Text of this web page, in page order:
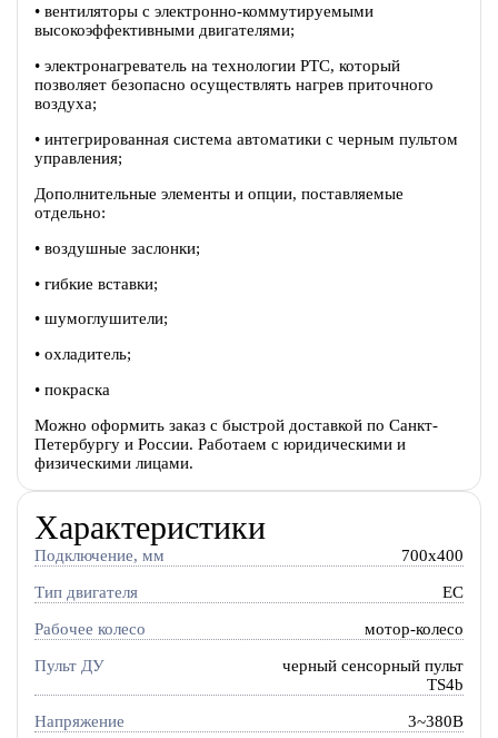
• вентиляторы c электронно-коммутируемыми
высокоэффективными двигателями;
• электронагреватель на технологии PTC, который
позволяет безопасно осуществлять нагрев приточного
воздуха;
• интегрированная система автоматики с черным пультом
управления;
Дополнительные элементы и опции, поставляемые
отдельно:
• воздушные заслонки;
• гибкие вставки;
• шумоглушители;
• охладитель;
• покраска
Можно оформить заказ с быстрой доставкой по Санкт-
Петербургу и России. Работаем с юридическими и
физическими лицами.
Характеристики
Подключение, мм 700x400
Тип двигателя EC
Рабочее колесо мотор-колесо
Пульт ДУ
черный сенсорный пульт
TS4b
Напряжение 3~380В